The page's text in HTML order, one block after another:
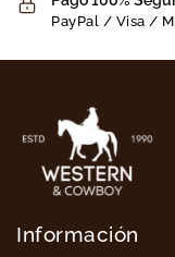
hombres
demostrarás tu
Descubramos
especialmente
La camisa
PayPal / Visa /
Información